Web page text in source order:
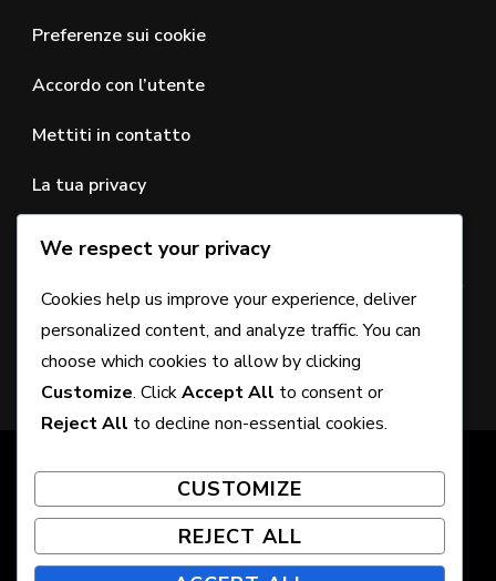
Preferenze sui cookie
Accordo con l’utente
Mettiti in contatto
La tua privacy
Looking
for
Something?
© Copyright 2026festivalsabirlampedusa.it. All Rights
Reserved. Chic Lite | Developed ByRara Themes.
Powered byWordPress
Chi siamo
Preferenze sui cookie
We respect your privacy
Cookies help us improve your experience, deliver
personalized content, and analyze traffic. You can
choose which cookies to allow by clicking
Customize. ClickAccept All to consent or
Reject All to decline non-essential cookies.
CUSTOMIZE
REJECT ALL